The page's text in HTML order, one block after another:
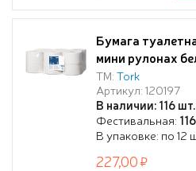
Бумага
мини рулонах
ТМ:Tork
Артикул: 120197
В наличии: 116 шт.
Фестивальная:
В упаковке: по 12
227,00